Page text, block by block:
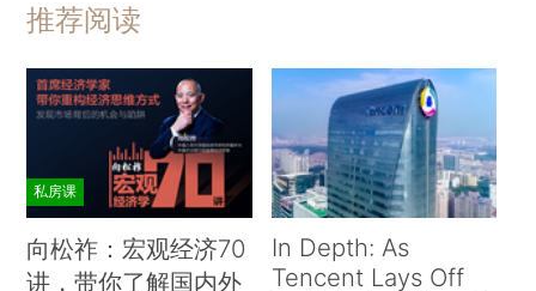
推荐阅读
私房课
向松祚：宏观经济70
讲，带你了解国内外
In Depth: As
Tencent Lays Off